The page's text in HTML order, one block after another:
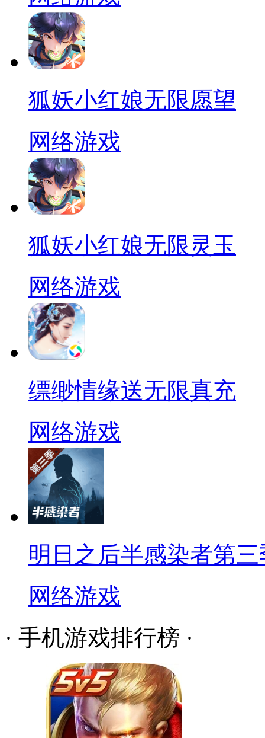
狐妖小红娘无限愿望
网络游戏
狐妖小红娘无限灵玉
网络游戏
缥缈情缘送无限真充
网络游戏
明日之后半感染者第三
网络游戏
· 手机游戏排行榜 ·